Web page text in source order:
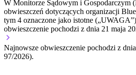
W Monitorze Sądowym i Gospodarczym
obwieszczeń dotyczących organizacji
tym 4 oznaczone jako istotne („UWAGA”)
obwieszczenie pochodzi z dnia 21 maja
Najnowsze obwieszczenie pochodzi z dnia
97/2026).